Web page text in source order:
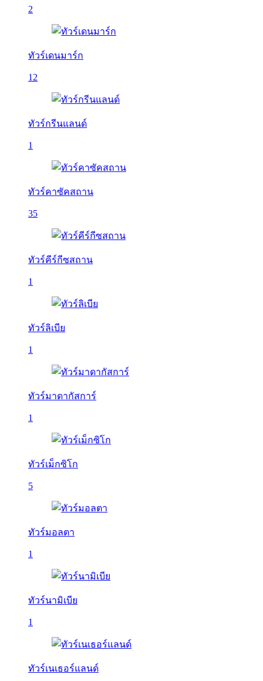
2
ทัวร์เดนมาร์ก
12
ทัวร์กรีนแลนด์
1
ทัวร์คาซัคสถาน
35
ทัวร์คีร์กีซสถาน
1
ทัวร์ลิเบีย
1
ทัวร์มาดากัสการ์
1
ทัวร์เม็กซิโก
5
ทัวร์มอลตา
1
ทัวร์นามิเบีย
1
ทัวร์เนเธอร์แลนด์